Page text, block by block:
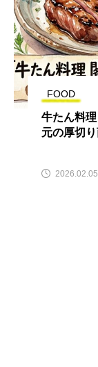
FOOD
牛たん料
元の厚切
2026.02.05